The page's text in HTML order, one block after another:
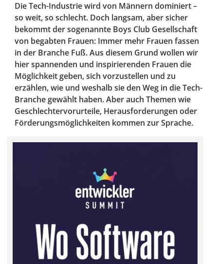
Die Tech-Industrie wird von Männern dominiert –
so weit, so schlecht. Doch langsam, aber sicher
bekommt der sogenannte Boys Club Gesellschaft
von begabten Frauen: Immer mehr Frauen fassen
in der Branche Fuß. Aus diesem Grund wollen wir
hier spannenden und inspirierenden Frauen die
Möglichkeit geben, sich vorzustellen und zu
erzählen, wie und weshalb sie den Weg in die Tech-
Branche gewählt haben. Aber auch Themen wie
Geschlechtervorurteile, Herausforderungen oder
Förderungsmöglichkeiten kommen zur Sprache.